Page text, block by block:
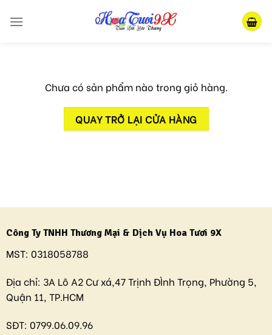
Chưa có sản phẩm nào trong giỏ hàng.
QUAY TRỞ LẠI CỬA HÀNG
Công Ty TNHH Thương Mại & Dịch Vụ Hoa Tươi 9X
MST: 0318058788
Địa chỉ: 3A Lô A2 Cư xá,47 Trịnh ĐÌnh Trọng, Phường 5,
Quận 11, TP.HCM
SĐT: 0799.06.09.96